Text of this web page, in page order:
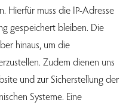
Hierfür muss die IP-Adresse
gespeichert bleiben. Die
hinaus, um die
Zudem dienen uns
und zur Sicherstellung der
Systeme. Eine